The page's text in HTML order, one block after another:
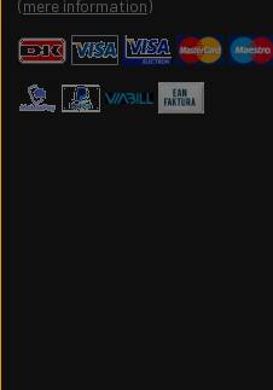
(mere information)